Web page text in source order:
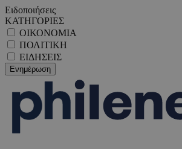
Ειδοποιήσεις
ΚΑΤΗΓΟΡΙΕΣ
ΟΙΚΟΝΟΜΙΑ
ΠΟΛΙΤΙΚΗ
ΕΙΔΗΣΕΙΣ